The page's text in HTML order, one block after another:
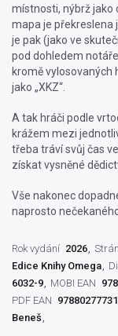
místnosti, nýbrž jako
mapa je překreslena
je pak (jako ve
pod dohledem
kromě vylosovaných
jako „XKZ“.
A tak hráči podle
krážem mezi
třeba tráví svůj čas
získat vysněné
Vše nakonec
naprosto
Rok vydání 2026
Edice Knihy Omega
6032-9
MOBI EAN
PDF EAN
Beneš